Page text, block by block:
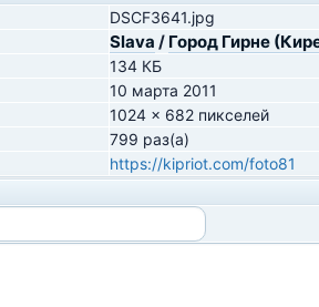
DSCF3641.jpg
Slava / Город Гирне
134 КБ
10 марта 2011
1024 x 682 пикселей
799 раз(а)
https://kipriot.com/foto81